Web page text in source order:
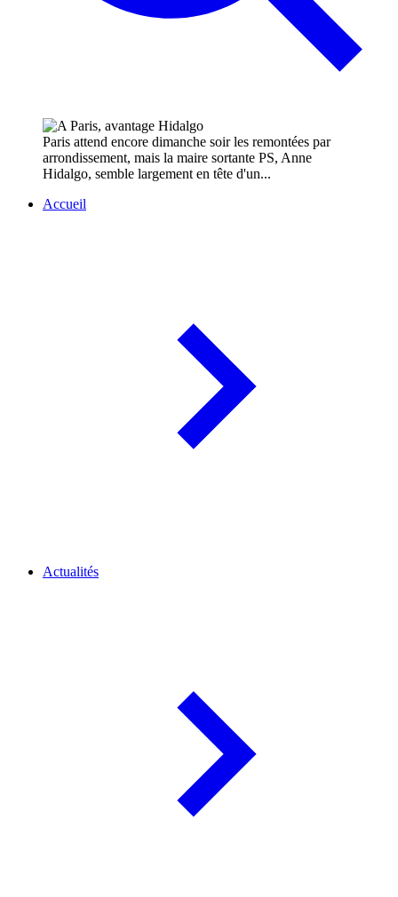
Paris attend encore dimanche soir les remontées par
arrondissement, mais la maire sortante PS, Anne
Hidalgo, semble largement en tête d'un...
Accueil
Actualités